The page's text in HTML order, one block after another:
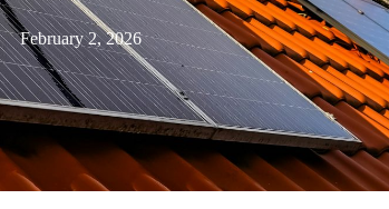
February 2, 2026